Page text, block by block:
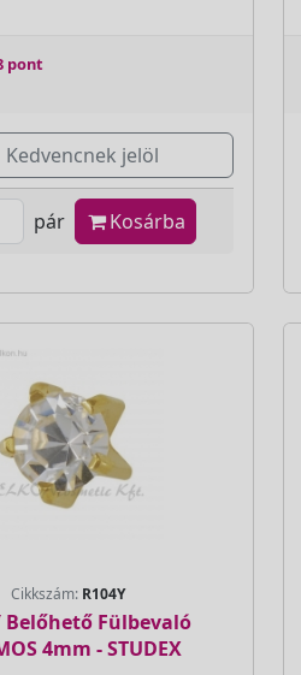
pont
Kedvencnek jelöl
pár Kosárba
Cikkszám: R104Y
Belőhető Fülbevaló
4mm - STUDEX